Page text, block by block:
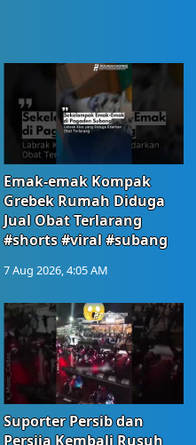
Emak-emak Kompak
Grebek Rumah Diduga
Jual Obat Terlarang
#shorts #viral #subang
7 Aug 2026, 4:05 AM
Suporter Persib dan
Persija Kembali Rusuh